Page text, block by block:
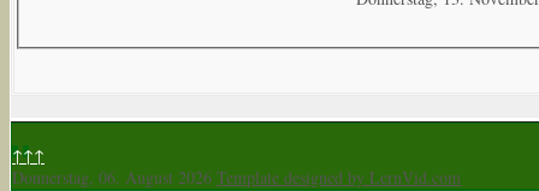
↑↑↑
Donnerstag, 06. August 2026 Template designed by LernVid.com